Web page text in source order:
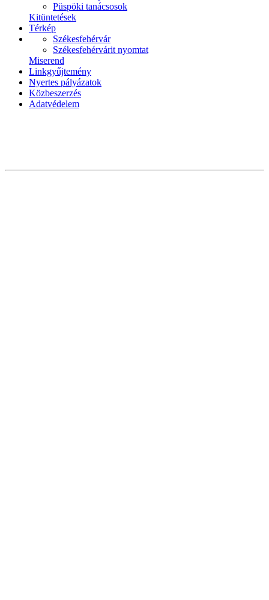
Püspöki tanácsosok
Kitüntetések
Térkép
Székesfehérvár
Székesfehérvárit nyomtat
Miserend
Linkgyűjtemény
Nyertes pályázatok
Közbeszerzés
Adatvédelem